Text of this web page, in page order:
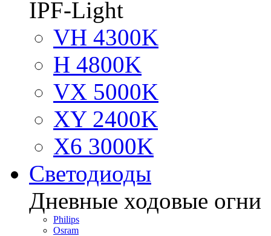
IPF-Light
VH 4300K
H 4800K
VX 5000K
XY 2400K
X6 3000K
Светодиоды
Дневные ходовые огни
Philips
Osram